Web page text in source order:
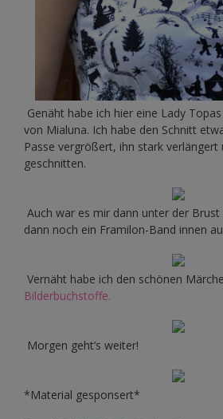
Genäht habe ich hier eine Lady
von Mialuna. Ich habe den Schnitt
Passe vergrößert, ihn stark
geschnitten.
Auch war es mir dann unter der
dann noch ein Framilon-Band innen
Vernäht habe ich den schönen
Bilderbuchstoffe.
Morgen geht’s weiter!
*Material gesponsert*